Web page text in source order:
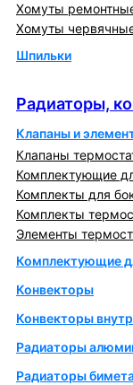
Хомуты
Хомуты
Шпильки
Радиаторы,
Клапаны и
Клапаны
Комплектующие
Комплекты для
Комплекты
Элементы
Комплектующие
Конвекторы
Конвекторы
Радиаторы
Радиаторы